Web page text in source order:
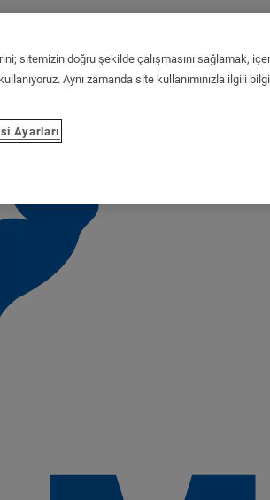
sitemizin doğru şekilde çalışmasını sağlamak,
Aynı zamanda site kullanımınızla ilgili
Ayarları